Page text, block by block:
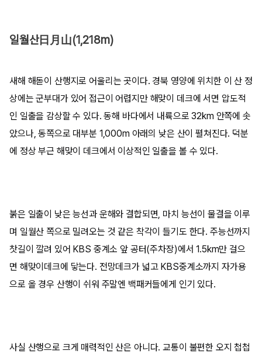
일월산日月山(1,218m)
새해 해돋이 산행지로 어울리는 곳이다. 경북 영양에 위치한 이 산 정
상에는 군부대가 있어 접근이 어렵지만 해맞이 데크에 서면 압도적
인 일출을 감상할 수 있다. 동해 바다에서 내륙으로 32km 안쪽에 솟
았으나, 동쪽으로 대부분 1,000m 아래의 낮은 산이 펼쳐진다. 덕분
에 정상 부근 해맞이 데크에서 이상적인 일출을 볼 수 있다.
붉은 일출이 낮은 능선과 운해와 결합되면, 마치 능선이 물결을 이루
며 일월산 쪽으로 밀려오는 것 같은 착각이 들기도 한다. 주능선까지
찻길이 깔려 있어 KBS 중계소 앞 공터(주차장)에서 1.5km만 걸으
면 해맞이데크에 닿는다. 전망데크가 넓고 KBS중계소까지 자가용
으로 올 경우 산행이 쉬워 주말엔 백패커들에게 인기 있다.
사실 산행으로 크게 매력적인 산은 아니다. 교통이 불편한 오지 첩첩